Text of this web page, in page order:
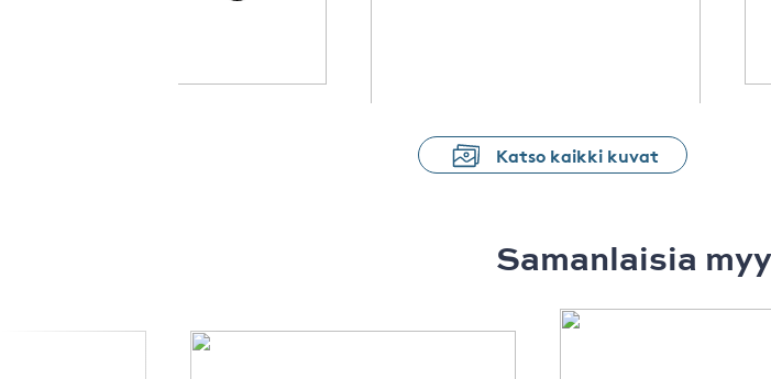
Katso kaikki kuvat
Samanlaisia